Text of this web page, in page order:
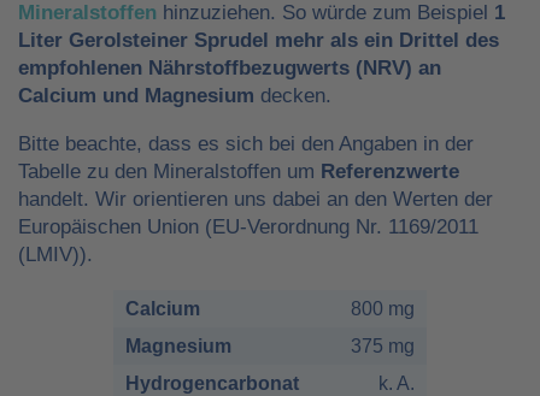
Mineralstoffen hinzuziehen. So würde zum Beispiel 1
Liter Gerolsteiner Sprudel mehr als ein Drittel des
empfohlenen Nährstoffbezugwerts (NRV) an
Calcium und Magnesium decken.
Bitte beachte, dass es sich bei den Angaben in der
Tabelle zu den Mineralstoffen um Referenzwerte
handelt. Wir orientieren uns dabei an den Werten der
Europäischen Union (EU-Verordnung Nr. 1169/2011
(LMIV)).
Calcium
800 mg
Magnesium
375 mg
Hydrogencarbonat
k. A.